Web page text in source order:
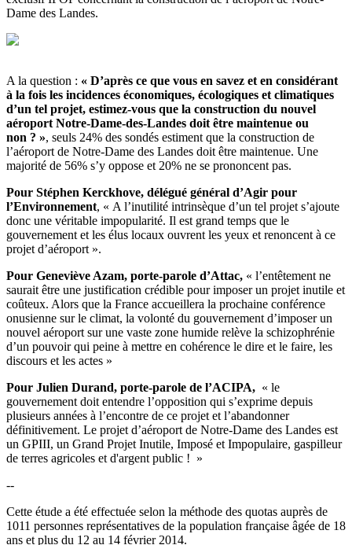
Dame des Landes.
A la question : « D’après ce que vous en savez et en considérant
à la fois les incidences économiques, écologiques et climatiques
d’un tel projet, estimez-vous que la construction du nouvel
aéroport Notre-Dame-des-Landes doit être maintenue ou
non ? », seuls 24% des sondés estiment que la construction de
l’aéroport de Notre-Dame des Landes doit être maintenue. Une
majorité de 56% s’y oppose et 20% ne se prononcent pas.
Pour Stéphen Kerckhove, délégué général d’Agir pour
l’Environnement, « A l’inutilité intrinsèque d’un tel projet s’ajoute
donc une véritable impopularité. Il est grand temps que le
gouvernement et les élus locaux ouvrent les yeux et renoncent à ce
projet d’aéroport ».
Pour Geneviève Azam, porte-parole d’Attac, « l’entêtement ne
saurait être une justification crédible pour imposer un projet inutile et
coûteux. Alors que la France accueillera la prochaine conférence
onusienne sur le climat, la volonté du gouvernement d’imposer un
nouvel aéroport sur une vaste zone humide relève la schizophrénie
d’un pouvoir qui peine à mettre en cohérence le dire et le faire, les
discours et les actes »
Pour Julien Durand, porte-parole de l’ACIPA, « le
gouvernement doit entendre l’opposition qui s’exprime depuis
plusieurs années à l’encontre de ce projet et l’abandonner
définitivement. Le projet d’aéroport de Notre-Dame des Landes est
un GPIII, un Grand Projet Inutile, Imposé et Impopulaire, gaspilleur
de terres agricoles et d'argent public ! »
--
Cette étude a été effectuée selon la méthode des quotas auprès de
1011 personnes représentatives de la population française âgée de 18
ans et plus du 12 au 14 février 2014.